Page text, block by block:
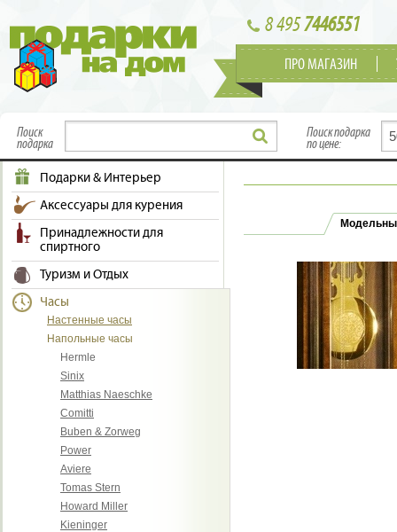
8 4957446551
ПРО МАГАЗИН
Поиск
подарка
Поиск подарка
по цене:
Подарки & Интерьер
Аксессуары для курения
Принадлежности для
спиртного
Туризм и Отдых
Часы
Настенные часы
Напольные часы
Hermle
Sinix
Matthias Naeschke
Comitti
Buben & Zorweg
Power
Aviere
Tomas Stern
Howard Miller
Kieninger